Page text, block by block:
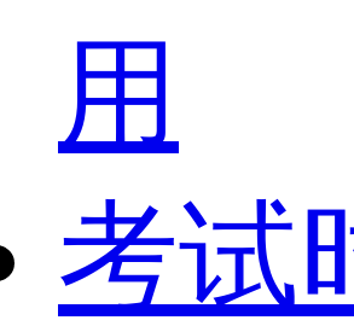
用
考试